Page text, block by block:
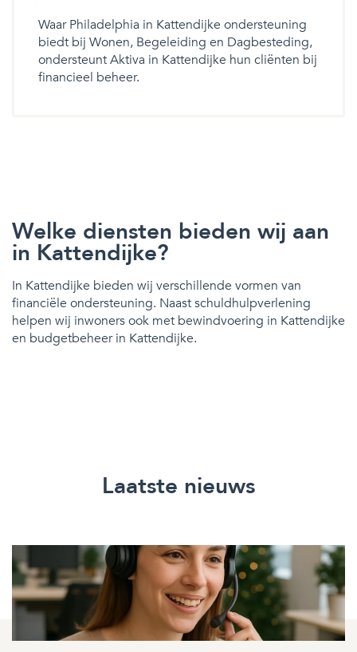
Waar Philadelphia in Kattendijke ondersteuning
biedt bij Wonen, Begeleiding en Dagbesteding,
ondersteunt Aktiva in Kattendijke hun cliënten bij
financieel beheer.
Welke diensten bieden wij aan
in Kattendijke?
In Kattendijke bieden wij verschillende vormen van
financiële ondersteuning. Naast schuldhulpverlening
helpen wij inwoners ook met bewindvoering in Kattendijke
en budgetbeheer in Kattendijke.
Laatste nieuws